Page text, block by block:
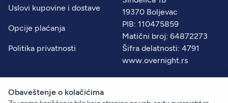
Uslovi kupovine i dostave
Opcije plaćanja
Politika privatnosti
19370 Boljevac
PIB: 110475859
Matični broj: 64872273
Šifra delatnosti: 4791
www.overnight.rs
Obaveštenje o kolačićima